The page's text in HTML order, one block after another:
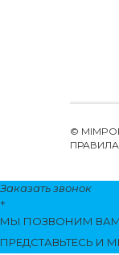
©
Заказать звонок
+
МЫ ПОЗВОНИМ ВАМ
ПРЕДСТАВЬТЕСЬ И